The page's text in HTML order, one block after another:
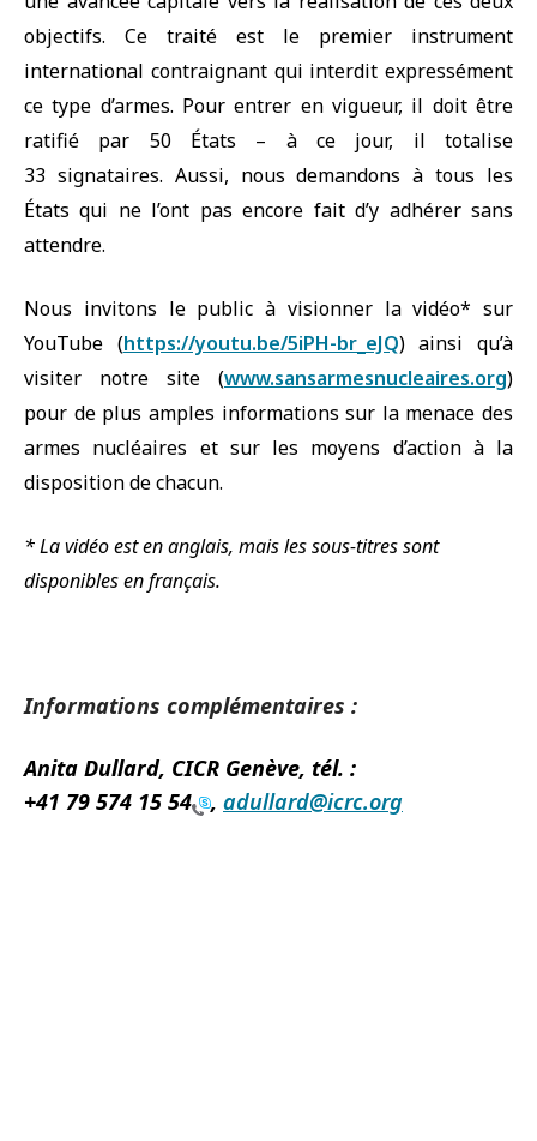
objectifs. Ce traité est le premier instrument
international contraignant qui interdit expressément
ce type d’armes. Pour entrer en vigueur, il doit être
ratifié par 50 États – à ce jour, il totalise
33 signataires. Aussi, nous demandons à tous les
États qui ne l’ont pas encore fait d’y adhérer sans
attendre.
Nous invitons le public à visionner la vidéo* sur
YouTube (https://youtu.be/5iPH-br_eJQ) ainsi qu’à
visiter notre site (www.sansarmesnucleaires.org)
pour de plus amples informations sur la menace des
armes nucléaires et sur les moyens d’action à la
disposition de chacun.
* La vidéo est en anglais, mais les sous-titres sont
disponibles en français.
Informations complémentaires :
Anita Dullard, CICR Genève, tél. :
+41 79 574 15 54
, adullard@icrc.org